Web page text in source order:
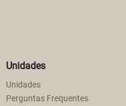
Unidades
Unidades
Perguntas Frequentes